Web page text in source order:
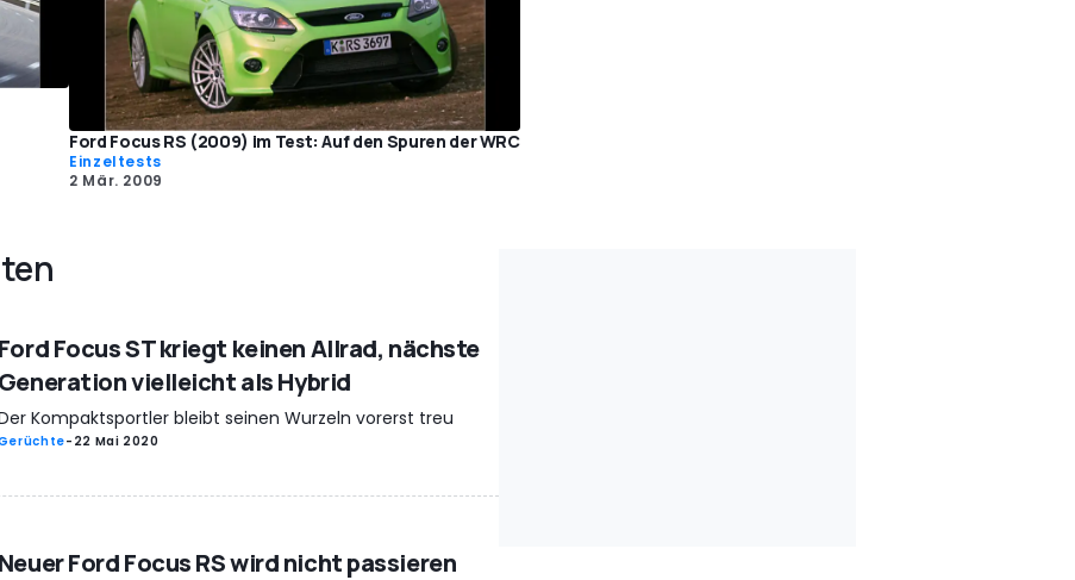
Ford Focus RS (2009) im Test: Auf den Spuren der WRC
Einzeltests
2 Mär. 2009
Focus ST kriegt keinen Allrad, nächste
vielleicht als Hybrid
Kompaktsportler bleibt seinen Wurzeln vorerst treu
- 22 Mai 2020
Neuer Ford Focus RS wird nicht passieren